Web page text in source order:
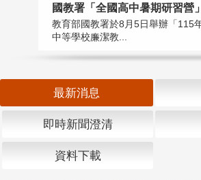
國教署「全國高中暑期研習營
教育部國教署於8月5日舉辦「115
中等學校廉潔教...
最新消息
即時新聞澄清
資料下載